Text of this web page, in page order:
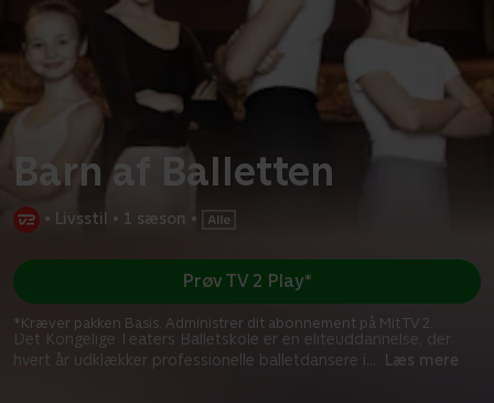
Barn af Balletten
• Livsstil • 1 sæson •
Det Kongelige Teaters Balletskole er en eliteuddannelse, der
hvert år udklækker professionelle balletdansere i
Læs mere
Prøv TV 2 Play*
*Kræver pakken Basis. Administrer dit abonnement på Mit TV 2.